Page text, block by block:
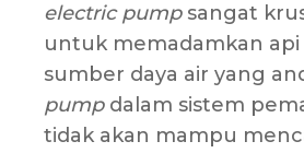
electric pumpsangat
untuk memadamkan api
sumber daya air yang
pumpdalam sistem
tidak akan mampu